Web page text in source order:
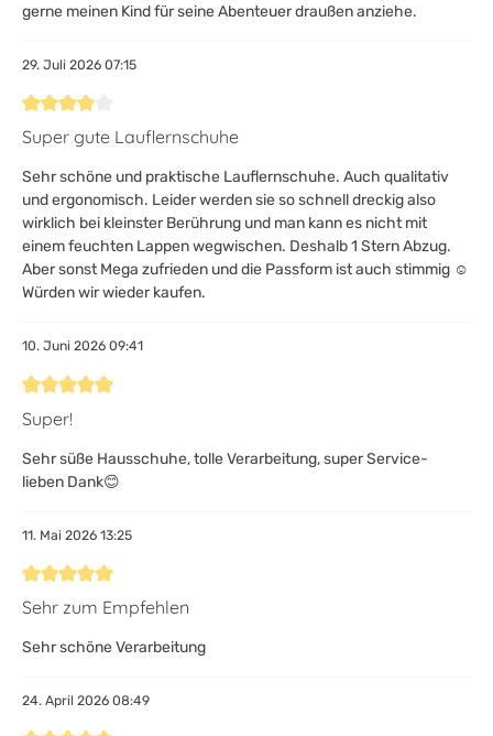
gerne meinen Kind für seine Abenteuer draußen anziehe.
29. Juli 2026 07:15
Bewertung mit 4 von 5 Sternen
Super gute Lauflernschuhe
Sehr schöne und praktische Lauflernschuhe. Auch qualitativ
und ergonomisch. Leider werden sie so schnell dreckig also
wirklich bei kleinster Berührung und man kann es nicht mit
einem feuchten Lappen wegwischen. Deshalb 1 Stern Abzug.
Aber sonst Mega zufrieden und die Passform ist auch stimmig ☺️
Würden wir wieder kaufen.
10. Juni 2026 09:41
Bewertung mit 5 von 5 Sternen
Super!
Sehr süße Hausschuhe, tolle Verarbeitung, super Service-
lieben Dank😊
11. Mai 2026 13:25
Bewertung mit 5 von 5 Sternen
Sehr zum Empfehlen
Sehr schöne Verarbeitung
24. April 2026 08:49